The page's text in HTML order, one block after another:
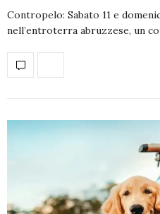
Contropelo: Sabato 11 e
nell’entroterra abruzzese, un